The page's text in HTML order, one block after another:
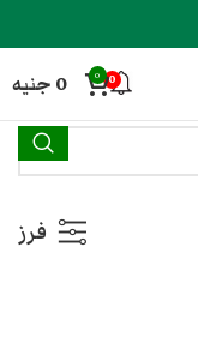
0
0
0 جنيه
فرز